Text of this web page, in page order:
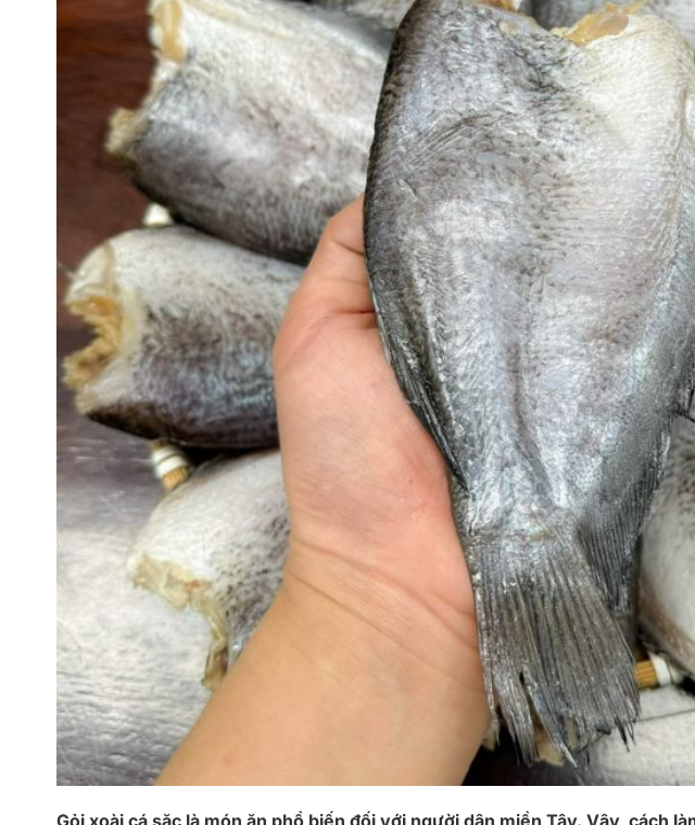
Gỏi xoài cá sặc là món ăn phổ biến đối với người dân miền Tây. Vậy, cách